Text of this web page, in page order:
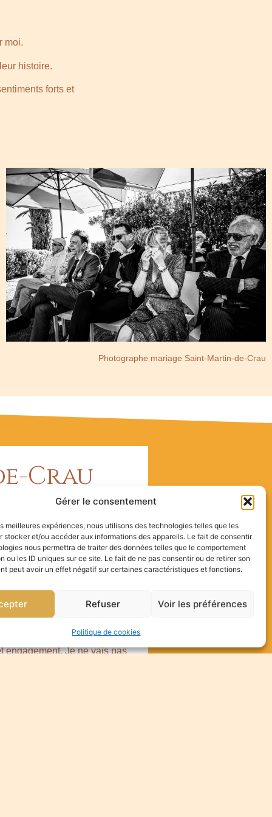
Gérer le consentement
meilleures expériences, nous utilisons des technologies telles que les
stocker et/ou accéder aux informations des appareils. Le fait de consentir
nous permettra de traiter des données telles que le comportement
ou les ID uniques sur ce site. Le fait de ne pas consentir ou de retirer son
peut avoir un effet négatif sur certaines caractéristiques et fonctions.
Refuser Voir les préférences
Politique de cookies
moi.
histoire.
forts et
Photographe mariage Saint-Martin-de-Crau
Crau
appareils photo
est dans le dévouement
à Saint-Martin-de-Crau, je
composition, faisant de moi
replonger avec émotions
engagement. Je ne vais pas